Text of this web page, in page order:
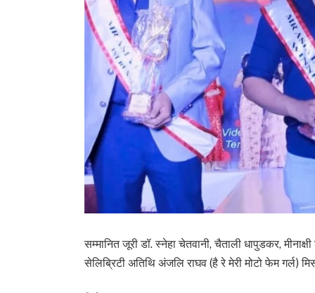
सम्मानित जूरी डॉ. स्नेहा चेतवानी, चैताली धापुडकर,
सेलिब्रिटी अतिथि अंजलि राघव (है रे मेरी मोटो फेम गर्ल)